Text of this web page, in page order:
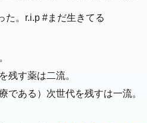
た。r.i.p #まだ生きてる
残す薬は二流。
である）次世代を残すは一流。